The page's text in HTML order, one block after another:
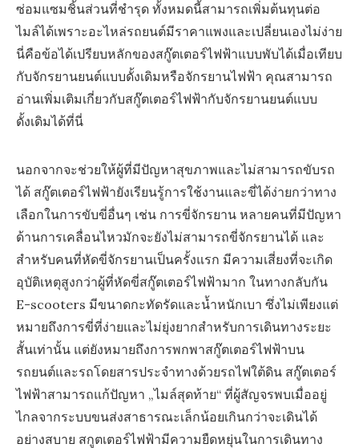
ซ่อมแซมชิ้นส่วนที่ชำรุด ทั้งหมดนี้สามารถเพิ่มต้นทุนต่อ
ไมล์ได้เพราะอะไหล่รถยนต์มีราคาแพงและเปลี่ยนเองไม่ง่าย
นี่คือข้อได้เปรียบหลักของสกู๊ตเตอร์ไฟฟ้าแบบพับได้เมื่อเทียบ
กับจักรยานยนต์แบบดั้งเดิมหรือจักรยานไฟฟ้า คุณสามารถ
อ่านเพิ่มเติมเกี่ยวกับสกู๊ตเตอร์ไฟฟ้ากับจักรยานยนต์แบบ
ดั้งเดิมได้ที่นี่
นอกจากจะช่วยให้ผู้ที่มีปัญหาสุขภาพและไม่สามารถขับรถ
ได้ สกู๊ตเตอร์ไฟฟ้ายังเรียนรู้การใช้งานและขี่ได้ง่ายกว่าทาง
เลือกในการขับขี่อื่นๆ เช่น การขี่จักรยาน หลายคนที่มีปัญหา
ด้านการเคลื่อนไหวมักจะยังไม่สามารถขี่จักรยานได้ และ
สำหรับคนที่หัดขี่จักรยานเป็นครั้งแรก มีความเสี่ยงที่จะเกิด
อุบัติเหตุสูงกว่าผู้ที่หัดขี่สกู๊ตเตอร์ไฟฟ้ามาก ในทางกลับกัน
E-scooters มีขนาดกะทัดรัดและน้ำหนักเบา ซึ่งไม่เพียงแต่
หมายถึงการขี่ที่ง่ายและไม่ยุ่งยากสำหรับการเดินทางระยะ
สั้นเท่านั้น แต่ยังหมายถึงการพกพาสกู๊ตเตอร์ไฟฟ้าบน
รถยนต์และรถโดยสารประจำทางด้วยรถไฟใต้ดิน สกู๊ตเตอร์
ไฟฟ้าสามารถแก้ปัญหา „ไมล์สุดท้าย“ ที่ผู้สัญจรพบเมื่ออยู่
ไกลจากระบบขนส่งสาธารณะเล็กน้อยเกินกว่าจะเดินได้
อย่างสบาย สกูตเตอร์ไฟฟ้ามีความยืดหยุ่นในการเดินทาง